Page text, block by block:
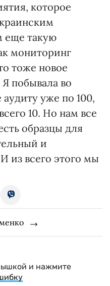
которое
еще такую
мониторинг
тоже новое
побывала во
уже по 100,
10. Но нам все
образцы для
и
из всего этого мы
и нажмите